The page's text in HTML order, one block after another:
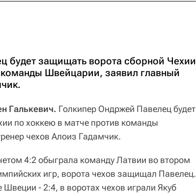
будет защищать ворота сборной Чехии
Швейцарии, заявил главный
Галькевич. Голкипер Ондржей Павелец будет
по хоккею в матче против команды
чехов Алоиз Гадамчик.
4:2 обыграла команду Латвии во втором
игр, ворота чехов защищал Павелец.
Швеции - 2:4, в воротах чехов играли Якуб